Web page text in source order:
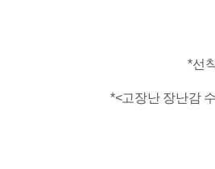
*선
*<고장난 장난감